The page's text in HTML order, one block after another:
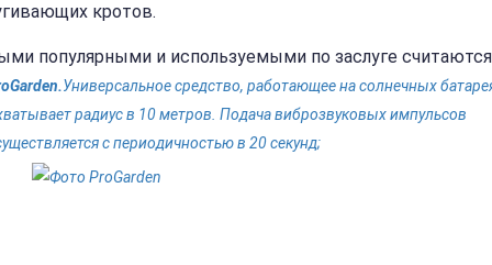
кротов.
популярными и используемыми по заслуге
Универсальное средство, работающее на солнечных
радиус в 10 метров. Подача виброзвуковых импульсов
с периодичностью в 20 секунд;